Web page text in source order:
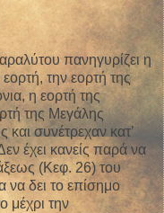
πανηγυρίζει η
την εορτή της
η εορτή της
της Μεγάλης
συνέτρεχαν κατ’
έχει κανείς παρά να
(Κεφ. 26) του
να δει το επίσημο
μέχρι την